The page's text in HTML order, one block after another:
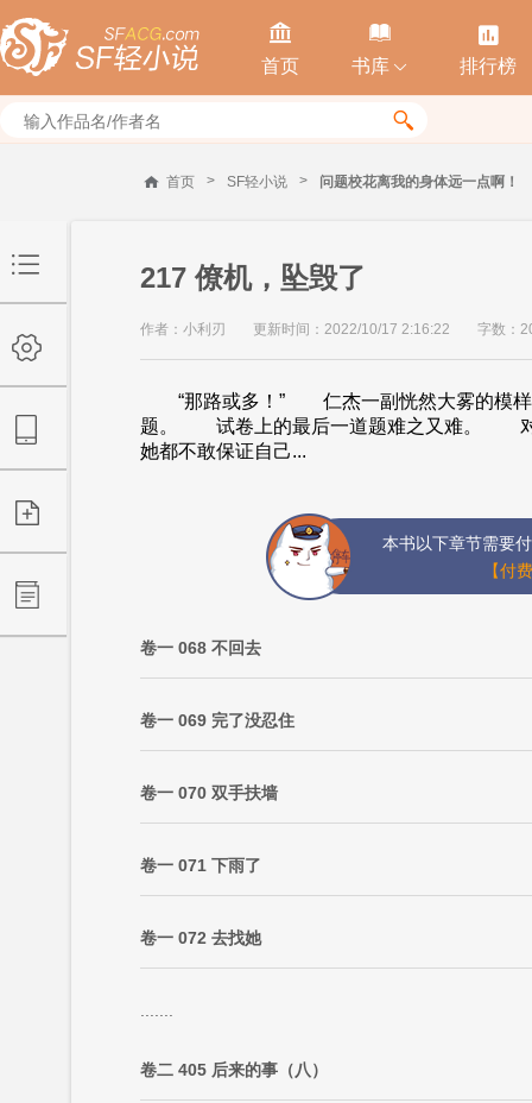

首页

书库 

排行榜

首页 > SF轻小说 > 问题校花离我的身体远一点啊！
217 僚机，坠毁了
作者：小利刃 更新时间：2022/10/17 2:16:22 字数：
“那路或多！” 仁杰一副恍然大雾的模样
题。 试卷上的最后一道题难之又难。 对
她都不敢保证自己...
本书以下章节需要
【付
卷一 068 不回去
卷一 069 完了没忍住
卷一 070 双手扶墙
卷一 071 下雨了
卷一 072 去找她
卷二 405 后来的事（八）